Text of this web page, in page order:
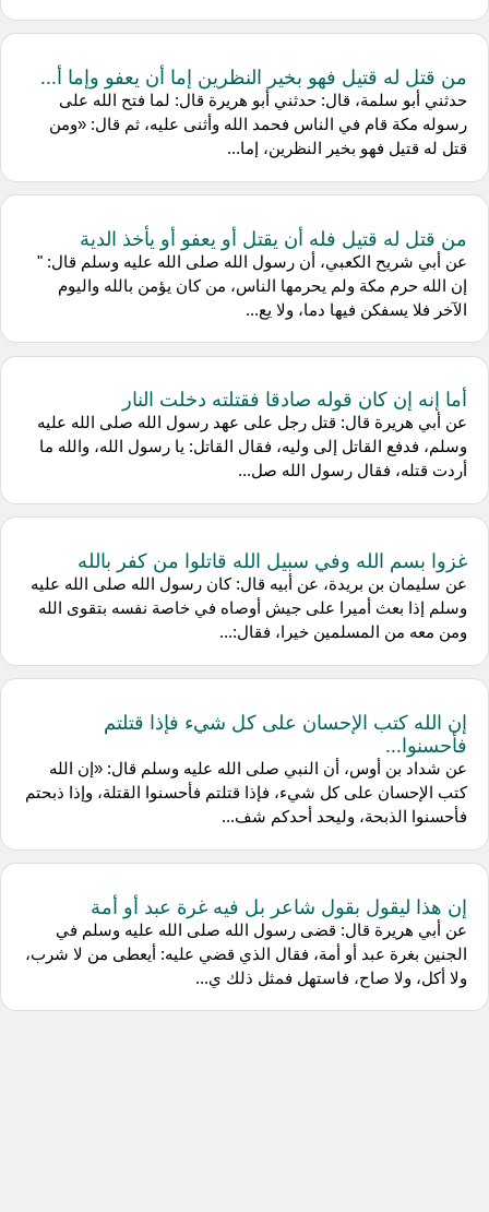
من قتل له قتيل فهو بخير النظرين إما أن يعفو وإما أ...
حدثني أبو سلمة، قال: حدثني أبو هريرة قال: لما فتح الله على
رسوله مكة قام في الناس فحمد الله وأثنى عليه، ثم قال: «ومن
قتل له قتيل فهو بخير النظرين، إما...
من قتل له قتيل فله أن يقتل أو يعفو أو يأخذ الدية
عن أبي شريح الكعبي، أن رسول الله صلى الله عليه وسلم قال: "
إن الله حرم مكة ولم يحرمها الناس، من كان يؤمن بالله واليوم
الآخر فلا يسفكن فيها دما، ولا يع...
أما إنه إن كان قوله صادقا فقتلته دخلت النار
عن أبي هريرة قال: قتل رجل على عهد رسول الله صلى الله عليه
وسلم، فدفع القاتل إلى وليه، فقال القاتل: يا رسول الله، والله ما
أردت قتله، فقال رسول الله صل...
غزوا بسم الله وفي سبيل الله قاتلوا من كفر بالله
عن سليمان بن بريدة، عن أبيه قال: كان رسول الله صلى الله عليه
وسلم إذا بعث أميرا على جيش أوصاه في خاصة نفسه بتقوى الله
ومن معه من المسلمين خيرا، فقال:...
إن الله كتب الإحسان على كل شيء فإذا قتلتم
فأحسنوا...
عن شداد بن أوس، أن النبي صلى الله عليه وسلم قال: «إن الله
كتب الإحسان على كل شيء، فإذا قتلتم فأحسنوا القتلة، وإذا ذبحتم
فأحسنوا الذبحة، وليحد أحدكم شف...
إن هذا ليقول بقول شاعر بل فيه غرة عبد أو أمة
عن أبي هريرة قال: قضى رسول الله صلى الله عليه وسلم في
الجنين بغرة عبد أو أمة، فقال الذي قضي عليه: أيعطى من لا شرب،
ولا أكل، ولا صاح، فاستهل فمثل ذلك ي...